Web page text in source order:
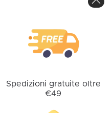
prodotto
Spedizioni gratuite oltre
€49